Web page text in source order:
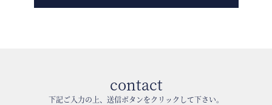
contact
下記ご入力の上、送信ボタンをクリックして下さい。